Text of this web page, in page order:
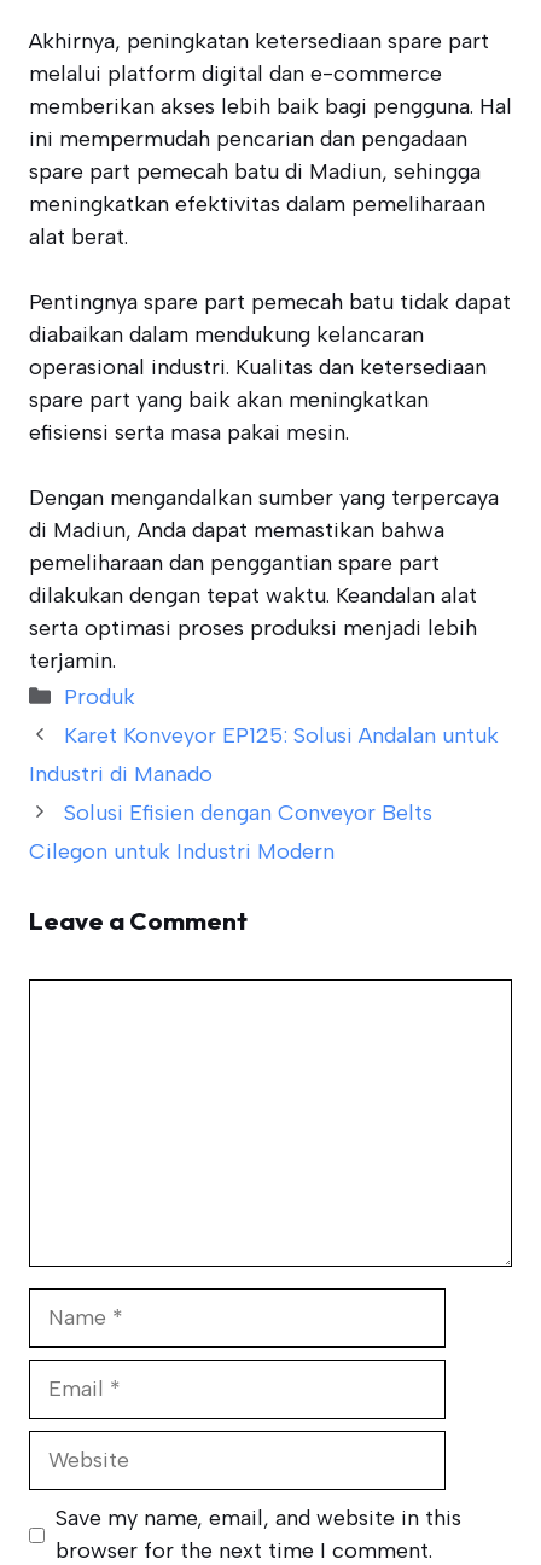
Akhirnya, peningkatan ketersediaan spare part
melalui platform digital dan e-commerce
memberikan akses lebih baik bagi pengguna. Hal
ini mempermudah pencarian dan pengadaan
spare part pemecah batu di Madiun, sehingga
meningkatkan efektivitas dalam pemeliharaan
alat berat.
Pentingnya spare part pemecah batu tidak dapat
diabaikan dalam mendukung kelancaran
operasional industri. Kualitas dan ketersediaan
spare part yang baik akan meningkatkan
efisiensi serta masa pakai mesin.
Dengan mengandalkan sumber yang terpercaya
di Madiun, Anda dapat memastikan bahwa
pemeliharaan dan penggantian spare part
dilakukan dengan tepat waktu. Keandalan alat
serta optimasi proses produksi menjadi lebih
terjamin.
Categories
Produk
Karet Konveyor EP125: Solusi Andalan untuk
Industri di Manado
Solusi Efisien dengan Conveyor Belts
Cilegon untuk Industri Modern
Leave a Comment
Website
Save my name, email, and website in this
browser for the next time I comment.